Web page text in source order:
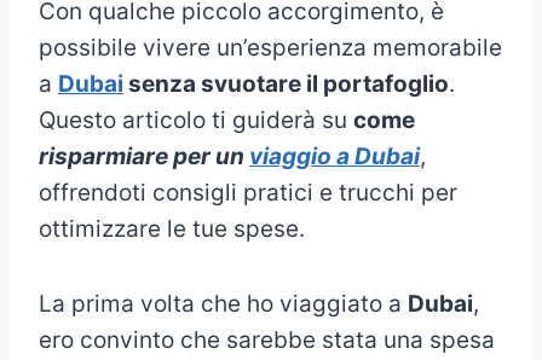
Con qualche piccolo accorgimento, è
possibile vivere un’esperienza memorabile
a Dubai senza svuotare il portafoglio.
Questo articolo ti guiderà su come
risparmiare per un viaggio a Dubai,
offrendoti consigli pratici e trucchi per
ottimizzare le tue spese.
La prima volta che ho viaggiato a Dubai,
ero convinto che sarebbe stata una spesa